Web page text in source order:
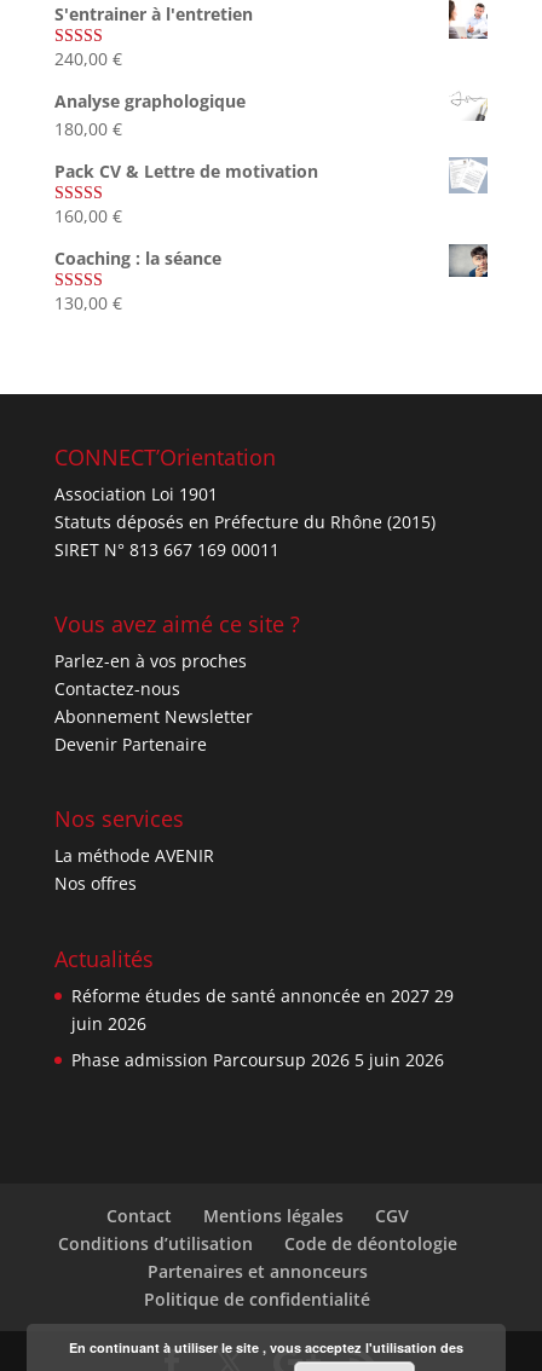
S'entrainer à l'entretien
Note4.83
240,00 €
Analyse graphologique
180,00 €
Pack CV & Lettre de motivation
Note5.00
160,00 €
Coaching : la séance
Note4.67
130,00 €
CONNECT’Orientation
Association Loi 1901
Statuts déposés en Préfecture du Rhône (2015)
SIRET N° 813 667 169 00011
Vous avez aimé ce site ?
Parlez-en à vos proches
Contactez-nous
Abonnement Newsletter
Devenir Partenaire
Nos services
La méthode AVENIR
Nos offres
Actualités
Réforme études de santé annoncée en 2027 29
juin 2026
Phase admission Parcoursup 2026 5 juin 2026
Contact Mentions légales
CGV
Conditions d’utilisation
Code de déontologie
Partenaires et annonceurs
Politique de confidentialité
En continuant à utiliser le site , vous acceptez l'utilisation des